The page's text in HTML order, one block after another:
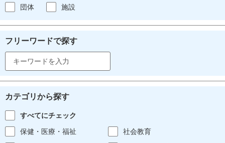
団体 施設
フリーワードで探す
カテゴリから探す
すべてにチェック
保健・医療・福祉
社会教育